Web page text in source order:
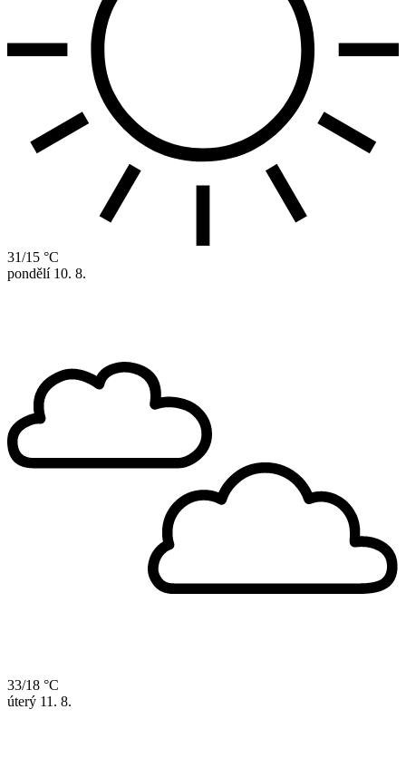
31/15 °C
pondělí 10. 8.
33/18 °C
úterý 11. 8.